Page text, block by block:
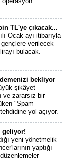
TL'ye çıkacak...
Ocak ayı itibarıyla
gençlere verilecek
bulacak.
demenizi bekliyor
şikâyet
ve zararsız bir
"Spam
yol açıyor.
geliyor!
yeni yönetmelik
yaptığı